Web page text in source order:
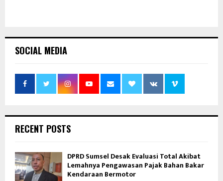
SOCIAL MEDIA
RECENT POSTS
DPRD Sumsel Desak Evaluasi Total Akibat
Lemahnya Pengawasan Pajak Bahan Bakar
Kendaraan Bermotor